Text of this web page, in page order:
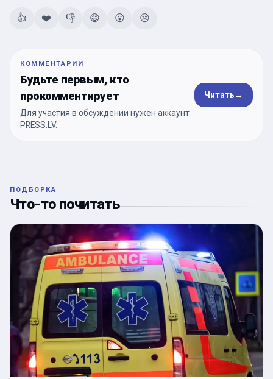
👍 ❤️ 👎 😄 😮 😢
КОММЕНТАРИИ
Будьте первым, кто
прокомментирует
Для участия в обсуждении нужен аккаунт
PRESS.LV.
Читать→
ПОДБОРКА
Что-то почитать